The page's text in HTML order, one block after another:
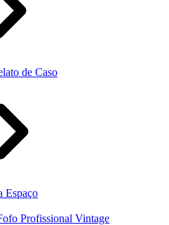
de Caso
Espaço
Profissional Vintage